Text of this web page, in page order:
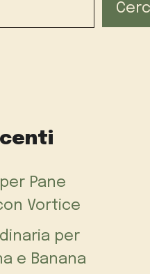
Pane
Vortice
per
e Banana